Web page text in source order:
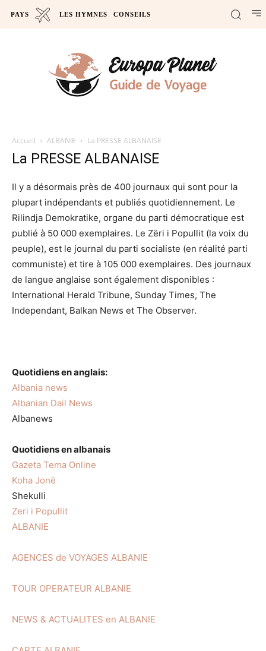
PAYS LES HYMNES CONSEILS
Accueil ALBANIE La PRESSE ALBANAISE
La PRESSE ALBANAISE
Il y a désormais près de 400 journaux qui sont pour la
plupart indépendants et publiés quotidiennement. Le
Rilindja Demokratike, organe du parti démocratique est
publié à 50 000 exemplaires. Le Zëri i Popullit (la voix du
peuple), est le journal du parti socialiste (en réalité parti
communiste) et tire à 105 000 exemplaires. Des journaux
de langue anglaise sont également disponibles :
International Herald Tribune, Sunday Times, The
Independant, Balkan News et The Observer.
Quotidiens en anglais:
Albania news
Albanian Dail News
Albanews
Quotidiens en albanais
Gazeta Tema Online
Koha Jonë
Shekulli
Zeri i Popullit
ALBANIE
AGENCES de VOYAGES ALBANIE
TOUR OPERATEUR ALBANIE
NEWS & ACTUALITES en ALBANIE